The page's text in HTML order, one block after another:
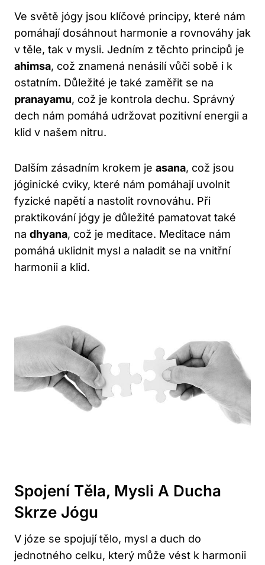
Ve světě jógy jsou klíčové principy, které nám
pomáhají dosáhnout harmonie a rovnováhy jak
v těle, tak v mysli. Jedním z těchto principů je
ahimsa, což znamená nenásilí vůči sobě i k
ostatním. Důležité je také zaměřit se na
pranayamu, což je kontrola dechu. Správný
dech nám pomáhá udržovat pozitivní energii a
klid v našem nitru.
Dalším zásadním krokem je asana, což jsou
jóginické cviky, které nám pomáhají uvolnit
fyzické napětí a nastolit rovnováhu. Při
praktikování jógy je důležité pamatovat také
na dhyana, což je meditace. Meditace nám
pomáhá uklidnit mysl a naladit se na vnitřní
harmonii a klid.
Spojení Těla, Mysli A Ducha
Skrze Jógu
V józe se spojují tělo, mysl a duch do
jednotného celku, který může vést k harmonii